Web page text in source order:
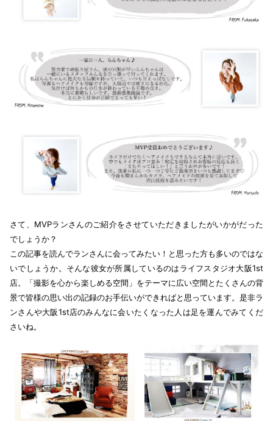
さて、MVPランさんのご紹介をさせていただきましたがいかがだった
でしょうか？
この記事を読んでランさんに会ってみたい！と思った方も多いのではな
いでしょうか。そんな彼女が所属しているのはライフスタジオ大阪1st
店。「撮影を心から楽しめる空間」をテーマに広い空間とたくさんの背
景で皆様の思い出の記録のお手伝いができればと思っています。是非ラ
ンさんや大阪1st店のみんなに会いたくなった人は足を運んでみてくだ
さいね。